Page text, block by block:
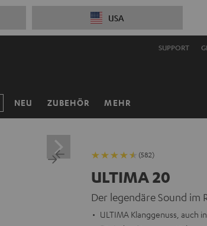
USA
SUPPORT
NEU ZUBEHÖR MEHR
(582)
ULTIMA 20
Der legendäre Sound im
ULTIMA Klanggenuss, auch